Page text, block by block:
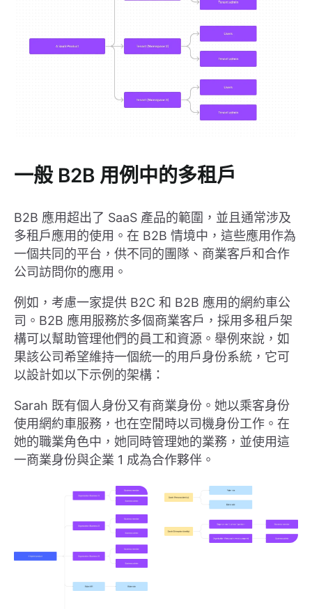
一般 B2B 用例中的多租戶
B2B 應用超出了 SaaS 產品的範圍，並且通常涉及
多租戶應用的使用。在 B2B 情境中，這些應用作為
一個共同的平台，供不同的團隊、商業客戶和合作
公司訪問你的應用。
例如，考慮一家提供 B2C 和 B2B 應用的網約車公
司。B2B 應用服務於多個商業客戶，採用多租戶架
構可以幫助管理他們的員工和資源。舉例來說，如
果該公司希望維持一個統一的用戶身份系統，它可
以設計如以下示例的架構：
Sarah 既有個人身份又有商業身份。她以乘客身份
使用網約車服務，也在空閒時以司機身份工作。在
她的職業角色中，她同時管理她的業務，並使用這
一商業身份與企業 1 成為合作夥伴。